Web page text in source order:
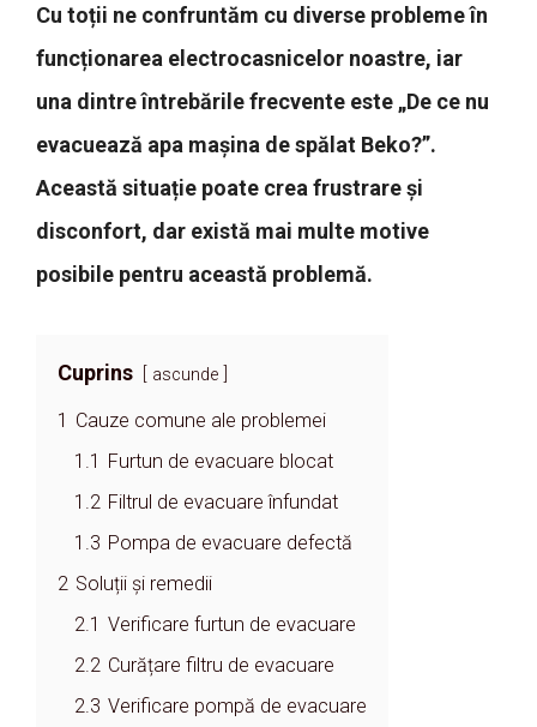
Cu toții ne confruntăm cu diverse probleme în
funcționarea electrocasnicelor noastre, iar
una dintre întrebările frecvente este „De ce nu
evacuează apa mașina de spălat Beko?”.
Această situație poate crea frustrare și
disconfort, dar există mai multe motive
posibile pentru această problemă.
Cuprins ascunde
1 Cauze comune ale problemei
1.1 Furtun de evacuare blocat
1.2 Filtrul de evacuare înfundat
1.3 Pompa de evacuare defectă
2 Soluții și remedii
2.1 Verificare furtun de evacuare
2.2 Curățare filtru de evacuare
2.3 Verificare pompă de evacuare